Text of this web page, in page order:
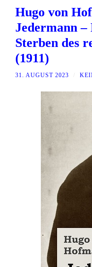
Hugo von
Jedermann –
Sterben des
(1911)
31. AUGUST 2023